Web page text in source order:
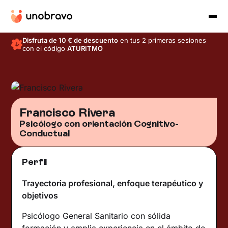
Disfruta de 10 € de descuento en tus 2 primeras sesiones
con el códigoATURITMO
Francisco Rivera
Psicólogo con orientación Cognitivo-
Conductual
Perfil
Trayectoria profesional, enfoque terapéutico y
objetivos
Psicólogo General Sanitario con sólida